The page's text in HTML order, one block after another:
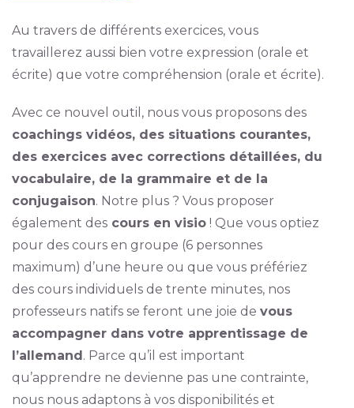
Au travers de différents exercices, vous
travaillerez aussi bien votre expression (orale et
écrite) que votre compréhension (orale et écrite).
Avec ce nouvel outil, nous vous proposons des
coachings vidéos, des situations courantes,
des exercices avec corrections détaillées, du
vocabulaire, de la grammaire et de la
conjugaison. Notre plus ? Vous proposer
également descours en visio! Que vous optiez
pour des cours en groupe (6 personnes
maximum) d’une heure ou que vous préfériez
des cours individuels de trente minutes, nos
professeurs natifs se feront une joie de vous
accompagner dans votre apprentissage de
l’allemand. Parce qu’il est important
qu’apprendre ne devienne pas une contrainte,
nous nous adaptons à vos disponibilités et